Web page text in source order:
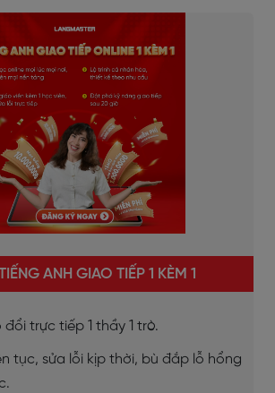
ANH GIAO TIẾP 1 KÈM 1
trực tiếp 1 thầy 1 trò.
tục, sửa lỗi kịp thời, bù đắp lỗ hổng